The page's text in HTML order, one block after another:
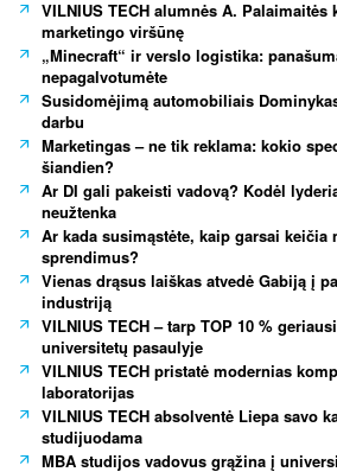
VILNIUS TECH alumnės A.
marketingo viršūnę
„Minecraft“ ir verslo logistika:
nepagalvotumėte
Susidomėjimą automobiliais
darbu
Marketingas – ne tik reklama: kokio
šiandien?
Ar DI gali pakeisti vadovą? Kodėl
neužtenka
Ar kada susimąstėte, kaip garsai
sprendimus?
Vienas drąsus laiškas atvedė Gabiją į
industriją
VILNIUS TECH – tarp TOP 10 %
universitetų pasaulyje
VILNIUS TECH pristatė modernias
laboratorijas
VILNIUS TECH absolventė Liepa savo
studijuodama
MBA studijos vadovus grąžina į